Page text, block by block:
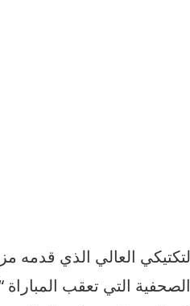
العالي الذي قدمه
التي تعقب المباراة